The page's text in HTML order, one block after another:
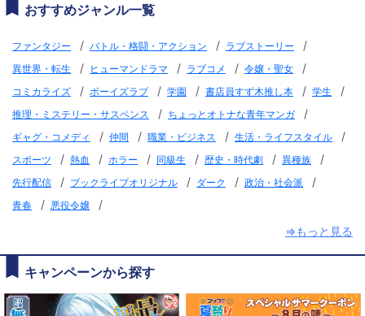
おすすめジャンル一覧
ファンタジー / バトル・格闘・アクション / ラブストーリー /
異世界・転生 / ヒューマンドラマ / ラブコメ / 令嬢・聖女 /
コミカライズ / ボーイズラブ / 学園 / 書店員すず木推し本 / 学生 /
推理・ミステリー・サスペンス / ちょっとオトナな青年マンガ /
ギャグ・コメディ / 仲間 / 職業・ビジネス / 生活・ライフスタイル /
スポーツ / 熱血 / ホラー / 同級生 / 歴史・時代劇 / 異種族 /
先行配信 / ブックライブオリジナル / ダーク / 政治・社会派 /
青春 / 悪役令嬢
/
⇒もっと見る
キャンペーンから探す